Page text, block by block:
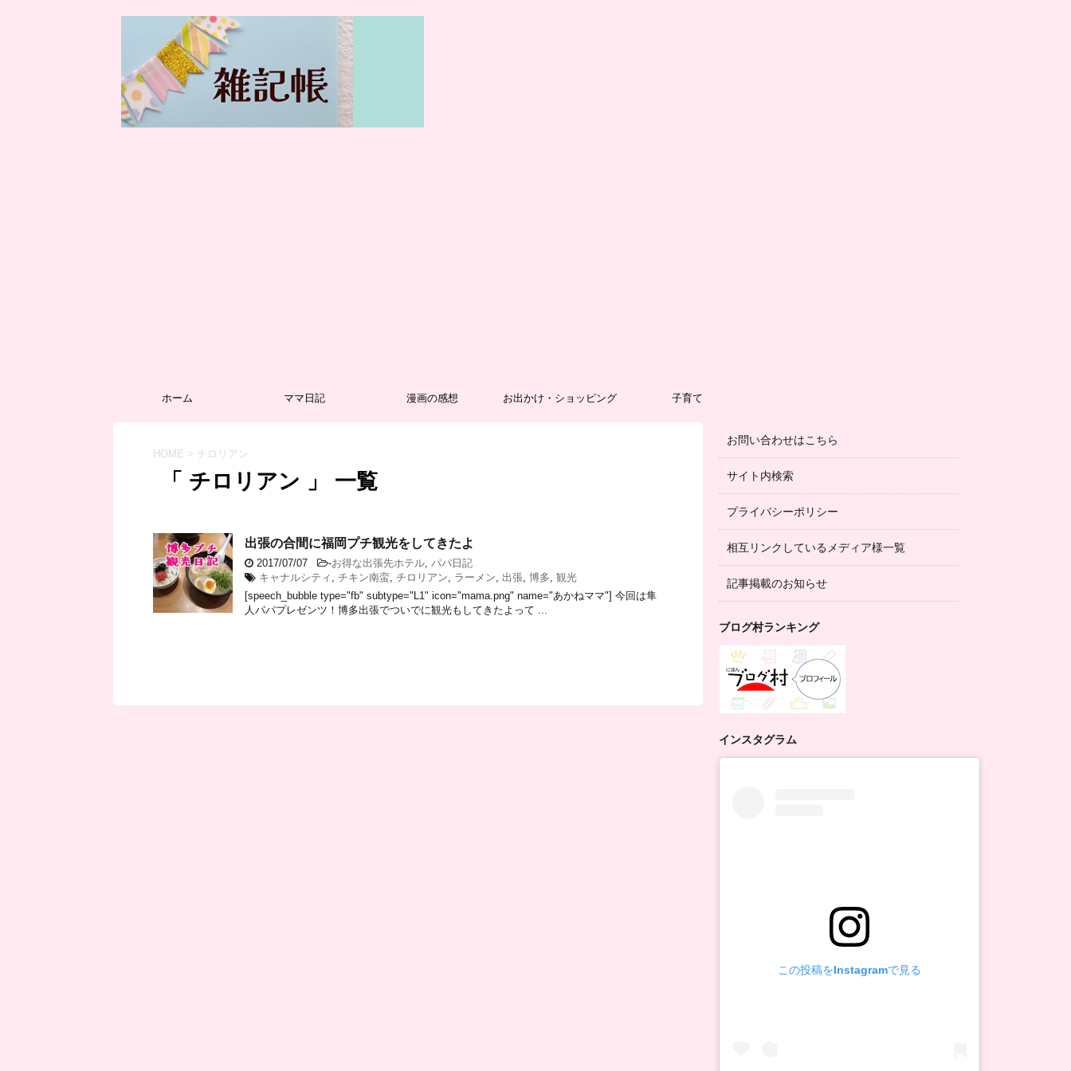
ホーム ママ日記 漫画の感想 お出かけ・ショッピング 子育て
HOME > チロリアン
「 チロリアン 」 一覧
出張の合間に福岡プチ観光をしてきたよ
2017/07/07 -お得な出張先ホテル パパ日記
キャナルシティ
チキン南蛮 チロリアン ラーメン 出張 博多 観光
[speech_bubble type="fb" subtype="L1" icon="mama.png" name="あかねママ"] 今回は隼
人パパプレゼンツ！博多出張でついでに観光もしてきたよって ...
お問い合わせはこちら
サイト内検索
プライバシーポリシー
相互リンクしているメディア様一覧
記事掲載のお知らせ
ブログ村ランキング
インスタグラム
この投稿をInstagramで見る